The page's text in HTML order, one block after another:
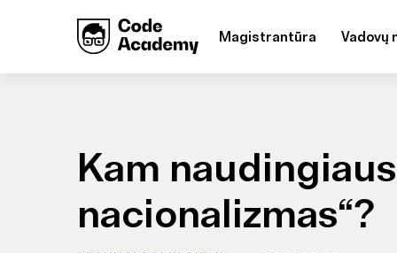
Magistrantūra Vadovų
Kam
nacionalizmas“?